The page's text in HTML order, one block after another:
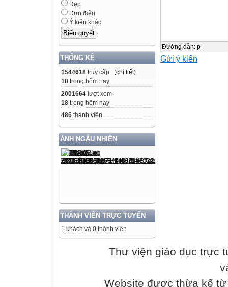
Đẹp
Đơn điệu
Ý kiến khác
THỐNG KÊ
1544618 truy cập (chi tiết)
18 trong hôm nay
2001664 lượt xem
18 trong hôm nay
486 thành viên
ẢNH NGẪU NHIÊN
THÀNH VIÊN TRỰC TUYẾN
1 khách và 0 thành viên
“Sách không
BÀ 5$ – 91*
LỚP
Đường dẫn: p
Gửi ý kiến
Thư viện giáo dục trực
Website được thừa kế